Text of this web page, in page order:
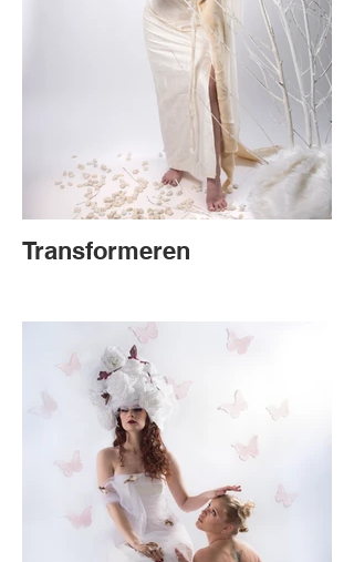
Transformeren